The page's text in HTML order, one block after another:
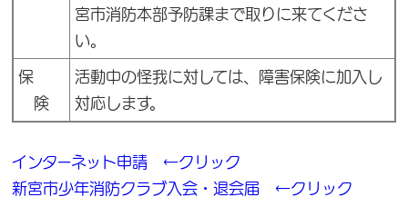
宮市消防本部予防課まで取りに来てくださ
い。
保
険
活動中の怪我に対しては、障害保険に加入し
対応します。
インターネット申請 ←クリック
新宮市少年消防クラブ入会・退会届 ←クリック